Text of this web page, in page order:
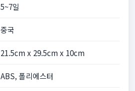
5~7일
중국
21.5cm x 29.5cm x 10cm
ABS, 폴리에스터